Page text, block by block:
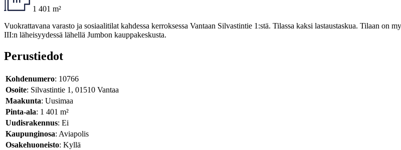
1 401 m²
Vuokrattavana varasto ja sosiaalitilat kahdessa kerroksessa Vantaan Silvastintie 1:stä. Tilassa kaksi lastaustaskua. Tilaan
III:n läheisyydessä lähellä Jumbon kauppakeskusta.
Perustiedot
Kohdenumero: 10766
Osoite: Silvastintie 1, 01510 Vantaa
Maakunta: Uusimaa
Pinta-ala: 1 401 m²
Uudisrakennus: Ei
Kaupunginosa: Aviapolis
Osakehuoneisto: Kyllä